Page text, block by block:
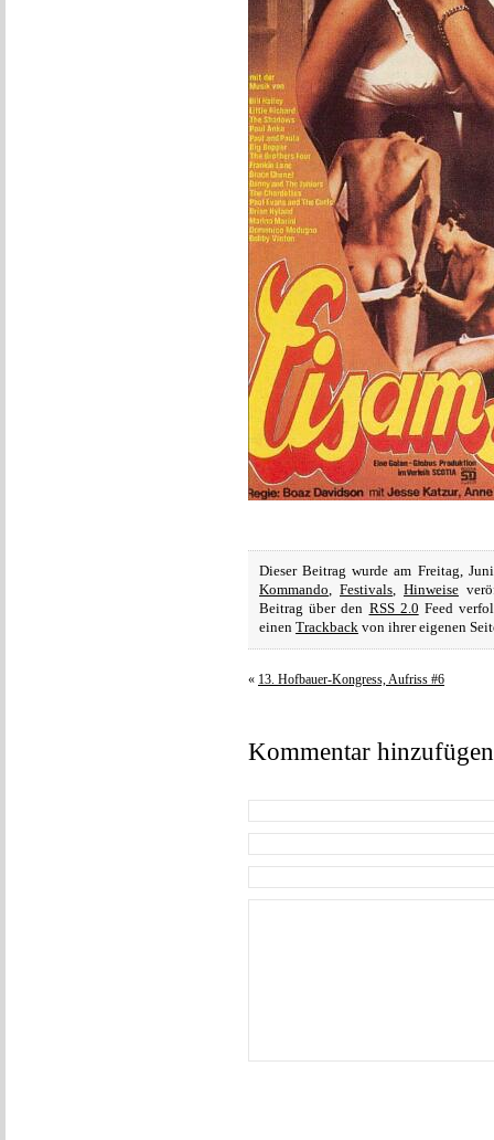
Dieser Beitrag wurde am Freitag,
Kommando, Festivals, Hinweise
Beitrag über den RSS 2.0 Feed
einen Trackback von ihrer eigenen
« 13. Hofbauer-Kongress, Aufriss #6
Kommentar hinzufügen